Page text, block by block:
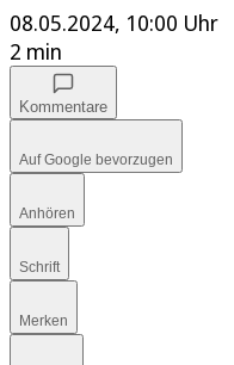
08.05.2024, 10:00 Uhr
2 min
Kommentare
Auf Google bevorzugen
Anhören
Schrift
Merken